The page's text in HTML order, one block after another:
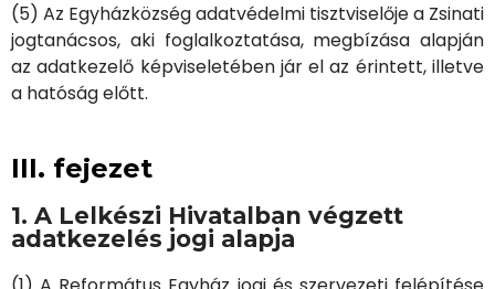
(5) Az Egyházközség adatvédelmi tisztviselője a Zsinati
jogtanácsos, aki foglalkoztatása, megbízása alapján
az adatkezelő képviseletében jár el az érintett, illetve
a hatóság előtt.
III. fejezet
1. A Lelkészi Hivatalban végzett
adatkezelés jogi alapja